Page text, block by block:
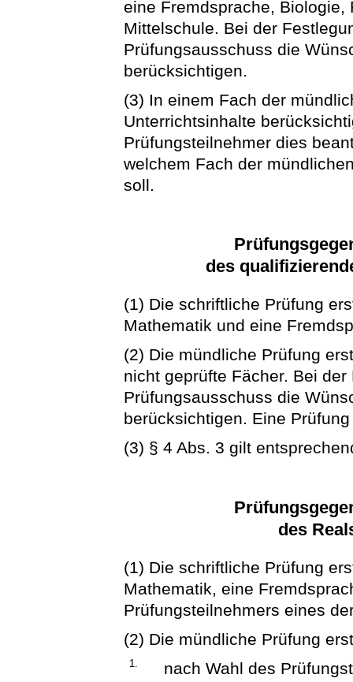
eine Fremdsprache,
Mittelschule. Bei der
Prüfungsausschuss die
berücksichtigen.
(3) In einem Fach der
Unterrichtsinhalte
Prüfungsteilnehmer dies
welchem Fach der
soll.
des
(1) Die schriftliche Prüfung
Mathematik und eine
(2) Die mündliche Prüfung
nicht geprüfte Fächer. Bei
Prüfungsausschuss die
berücksichtigen. Eine
(3) § 4 Abs. 3 gilt
des
(1) Die schriftliche Prüfung
Mathematik, eine
Prüfungsteilnehmers eines
(2) Die mündliche Prüfung
1. nach Wahl des